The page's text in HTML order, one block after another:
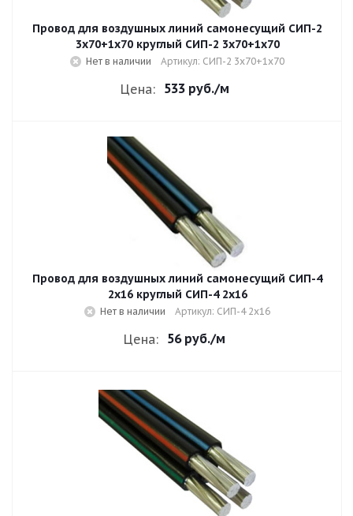
Провод для воздушных линий самонесущий СИП-2
3х70+1х70 круглый СИП-2 3х70+1х70
Нет в наличии Артикул: СИП-2 3х70+1х70
Цена: 533 руб./м
Провод для воздушных линий самонесущий СИП-4
2х16 круглый СИП-4 2х16
Нет в наличии Артикул: СИП-4 2х16
Цена: 56 руб./м